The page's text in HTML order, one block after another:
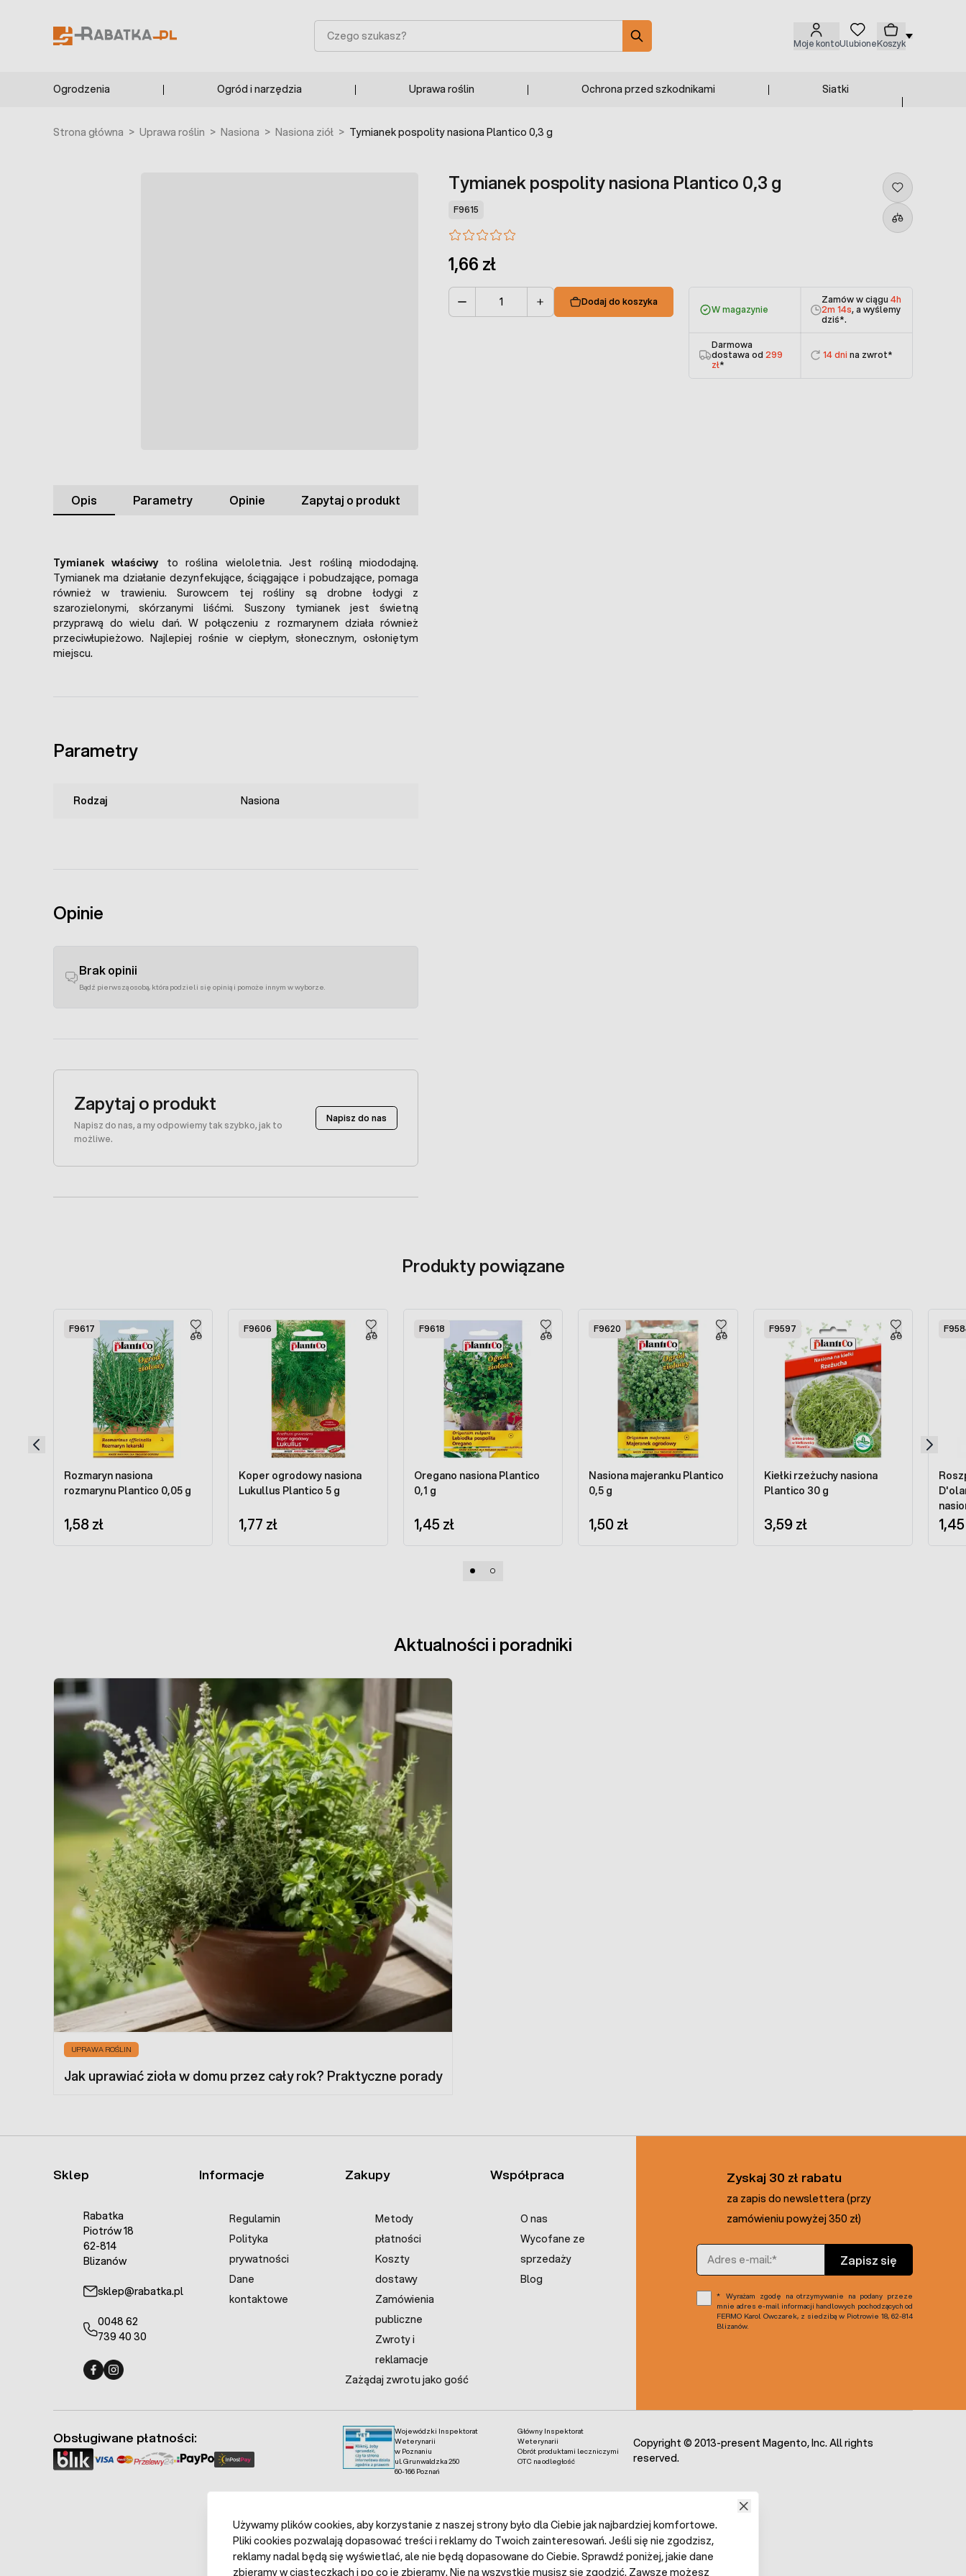
Moje kontoUlubioneKoszyk
Szukaj
Ogrodzenia Ogród i narzędzia Uprawa roślin Ochrona przed szkodnikami Siatki
Strona główna > Uprawa roślin > Nasiona > Nasiona ziół > Tymianek pospolity nasiona Plantico 0,3 g
Tymianek pospolity nasiona Plantico 0,3 g
F9615
1,66 zł
Dodaj do koszyka
W magazynie
Zamów w ciągu 4h
2m 13s, a wyślemy
dziś*.
Darmowa
dostawa od 299
zł*
14 dni na zwrot*
Opis Parametry Opinie Zapytaj o produkt
Tymianek właściwy to roślina wieloletnia. Jest rośliną miododajną.
Tymianek ma działanie dezynfekujące, ściągające i pobudzające, pomaga
również w trawieniu. Surowcem tej rośliny są drobne łodygi z
szarozielonymi, skórzanymi liśćmi. Suszony tymianek jest świetną
przyprawą do wielu dań. W połączeniu z rozmarynem działa również
przeciwłupieżowo. Najlepiej rośnie w ciepłym, słonecznym, osłoniętym
miejscu.
Parametry
Rodzaj Nasiona
Opinie
Brak opinii
Bądź pierwszą osobą, która podzieli się opinią i pomoże innym w wyborze.
Zapytaj o produkt
Napisz do nas, a my odpowiemy tak szybko, jak to
możliwe.
Napisz do nas
Produkty powiązane
F9617
Rozmaryn nasiona
rozmarynu Plantico 0,05 g
1,58 zł
F9606
Koper ogrodowy nasiona
Lukullus Plantico 5 g
1,77 zł
F9618
Oregano nasiona Plantico
0,1 g
1,45 zł
F9620
Nasiona majeranku Plantico
0,5 g
1,50 zł
F9597
Kiełki rzeżuchy nasiona
Plantico 30 g
3,59 zł
Aktualności i poradniki
UPRAWA ROŚLIN
Jak uprawiać zioła w domu przez cały rok? Praktyczne porady
Sklep
Rabatka
Piotrów 18
62-814
Blizanów
sklep@rabatka.pl
0048 62
739 40 30
Informacje
Regulamin
Polityka
prywatności
Dane
kontaktowe
Zakupy
Metody
płatności
Koszty
dostawy
Zamówienia
publiczne
Zwroty i
reklamacje
Zażądaj zwrotu jako gość
Współpraca
O nas
Wycofane ze
sprzedaży
Blog
Zyskaj 30 zł rabatu
za zapis do newslettera (przy
zamówieniu powyżej 350 zł)
Adres e-mail
Zapisz się
Wyrażam zgodę na otrzymywanie na podany przeze
mnie adres e-mail informacji handlowych pochodzących od
FERMO Karol Owczarek, z siedzibą w Piotrowie 18, 62-814
Blizanów.
Wojewódzki Inspektorat
Weterynarii
w Poznaniu
ul. Grunwaldzka 250
60-166 Poznań
Główny Inspektorat
Weterynarii
Obrót produktami leczniczymi
OTC na odległość
Obsługiwane płatności:
Copyright © 2013-present Magento, Inc. All rights
reserved.
Używamy plików cookies, aby korzystanie z naszej strony było dla Ciebie jak najbardziej komfortowe.
Pliki cookies pozwalają dopasować treści i reklamy do Twoich zainteresowań. Jeśli się nie zgodzisz,
reklamy nadal będą się wyświetlać, ale nie będą dopasowane do Ciebie. Sprawdź poniżej, jakie dane
zbieramy w ciasteczkach i po co je zbieramy. Nie na wszystkie musisz się zgodzić. Zawsze możesz